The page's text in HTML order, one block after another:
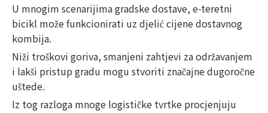
U mnogim scenarijima gradske dostave, e-teretni
bicikl može funkcionirati uz djelić cijene dostavnog
kombija.
Niži troškovi goriva, smanjeni zahtjevi za održavanjem
i lakši pristup gradu mogu stvoriti značajne dugoročne
uštede.
Iz tog razloga mnoge logističke tvrtke procjenjuju